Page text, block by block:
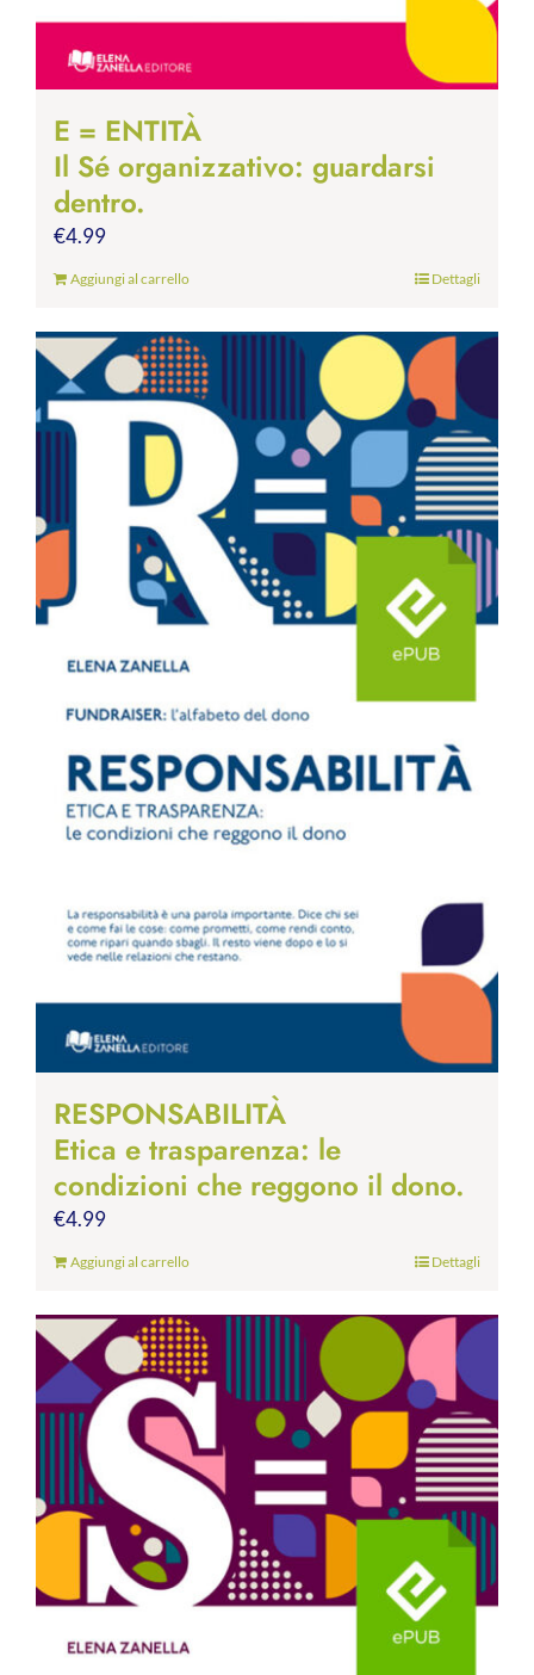
E = ENTITÀ
Il Sé organizzativo: guardarsi
dentro.
€4.99
Aggiungi al carrello Dettagli
RESPONSABILITÀ
Etica e trasparenza: le
condizioni che reggono il dono.
€4.99
Aggiungi al carrello Dettagli